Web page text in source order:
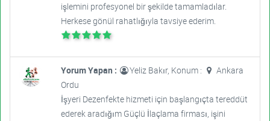
işlemini profesyonel bir şekilde tamamladılar.
Herkese gönül rahatlığıyla tavsiye ederim.
Yorum Yapan : Yeliz Bakır, Konum :
Ankara
Ordu
İşyeri Dezenfekte hizmeti için başlangıçta tereddüt
ederek aradığım Güçlü İlaçlama firması, işini